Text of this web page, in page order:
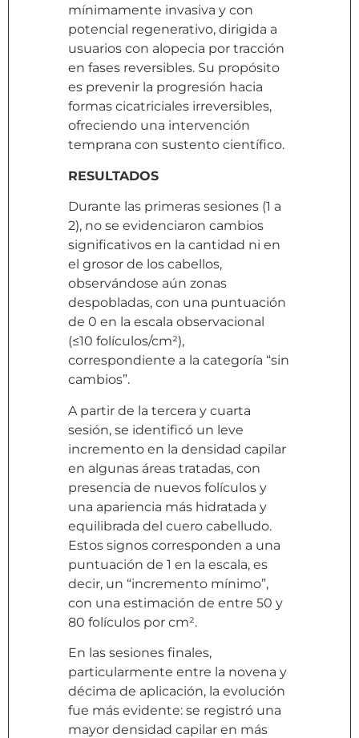
mínimamente invasiva y con
potencial regenerativo, dirigida a
usuarios con alopecia por tracción
en fases reversibles. Su propósito
es prevenir la progresión hacia
formas cicatriciales irreversibles,
ofreciendo una intervención
temprana con sustento científico.
RESULTADOS
Durante las primeras sesiones (1 a
2), no se evidenciaron cambios
significativos en la cantidad ni en
el grosor de los cabellos,
observándose aún zonas
despobladas, con una puntuación
de 0 en la escala observacional
(≤10 folículos/cm²),
correspondiente a la categoría “sin
cambios”.
A partir de la tercera y cuarta
sesión, se identificó un leve
incremento en la densidad capilar
en algunas áreas tratadas, con
presencia de nuevos folículos y
una apariencia más hidratada y
equilibrada del cuero cabelludo.
Estos signos corresponden a una
puntuación de 1 en la escala, es
decir, un “incremento mínimo”,
con una estimación de entre 50 y
80 folículos por cm².
En las sesiones finales,
particularmente entre la novena y
décima de aplicación, la evolución
fue más evidente: se registró una
mayor densidad capilar en más